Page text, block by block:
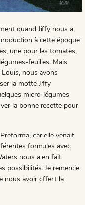
quand Jiffy nous a
à cette époque
une pour les tomates,
feuilles. Mais
nous avons
la motte Jiffy
micro-légumes
la bonne recette pour
car elle venait
formules avec
nous a en fait
possibilités. Je remercie
nous avoir offert la